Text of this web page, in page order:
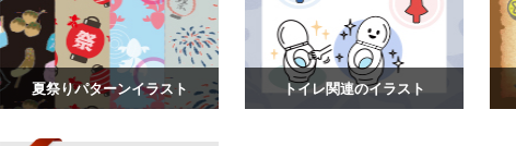
夏祭りパターンイラスト トイレ関連のイラスト